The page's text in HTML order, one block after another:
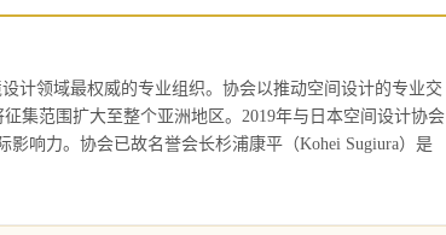
计领域最权威的专业组织。协会以推动空间设计的专业交
集范围扩大至整个亚洲地区。2019年与日本空间设计协会
影响力。协会已故名誉会长杉浦康平（Kohei Sugiura）是